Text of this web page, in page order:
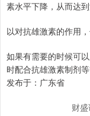
素水平下降，从而达到
以对抗雄激素的作用
如果有需要的时候可
时配合抗雄激素制剂等
发布于：广东省
财